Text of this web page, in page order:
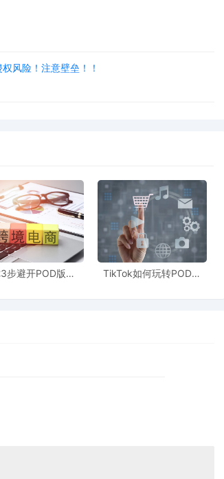
范围覆盖服饰、鞋包、眼镜、运动器
风险！注意壁垒！！
步避开POD版权
TikTok如何玩转POD模